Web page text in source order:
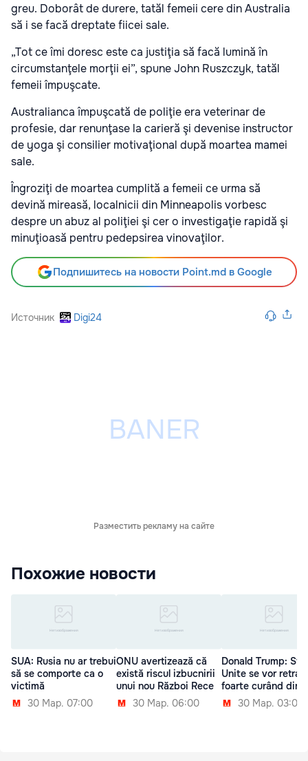
greu. Doborât de durere, tatăl femeii cere din Australia
să i se facă dreptate fiicei sale.
„Tot ce îmi doresc este ca justiţia să facă lumină în
circumstanţele morţii ei”, spune John Ruszczyk, tatăl
femeii împuşcate.
Australianca împuşcată de poliţie era veterinar de
profesie, dar renunţase la carieră şi devenise instructor
de yoga şi consilier motivaţional după moartea mamei
sale.
Îngroziţi de moartea cumplită a femeii ce urma să
devină mireasă, localnicii din Minneapolis vorbesc
despre un abuz al poliţiei şi cer o investigaţie rapidă şi
minuţioasă pentru pedepsirea vinovaţilor.
Подпишитесь на новости Point.md в Google
Источник Digi24
Разместить рекламу на сайте
Похожие новости
SUA: Rusia nu ar trebui
să se comporte ca o
victimă
30 Мар. 07:00
ONU avertizează că
există riscul izbucnirii
unui nou Război Rece
30 Мар. 06:00
Donald Trump:
Unite se vor
foarte curând din
30 Мар. 03:00